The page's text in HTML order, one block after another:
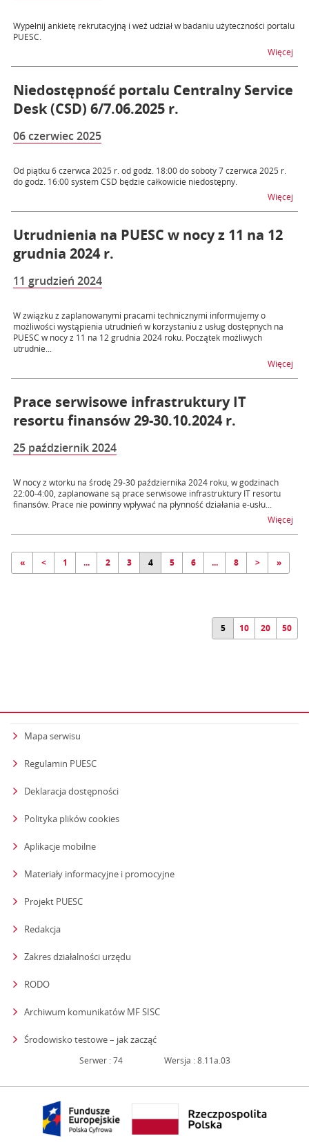
Wypełnij ankietę rekrutacyjną i weź udział w badaniu użyteczności portalu
PUESC.
Więcej
Niedostępność portalu Centralny Service
Desk (CSD) 6/7.06.2025 r.
06 czerwiec 2025
Od piątku 6 czerwca 2025 r. od godz. 18:00 do soboty 7 czerwca 2025 r.
do godz. 16:00 system CSD będzie całkowicie niedostępny.
Więcej
Utrudnienia na PUESC w nocy z 11 na 12
grudnia 2024 r.
11 grudzień 2024
W związku z zaplanowanymi pracami technicznymi informujemy o
możliwości wystąpienia utrudnień w korzystaniu z usług dostępnych na
PUESC w nocy z 11 na 12 grudnia 2024 roku. Początek możliwych
utrudnie...
Więcej
Prace serwisowe infrastruktury IT
resortu finansów 29-30.10.2024 r.
25 październik 2024
W nocy z wtorku na środę 29-30 października 2024 roku, w godzinach
22:00-4:00, zaplanowane są prace serwisowe infrastruktury IT resortu
finansów. Prace nie powinny wpływać na płynność działania e-usłu...
Więcej
« < 1 ... 2 3 4 5 6 ... 8 > »
5 10 20 50
Mapa serwisu
Regulamin PUESC
Deklaracja dostępności
Polityka plików cookies
Aplikacje mobilne
Materiały informacyjne i promocyjne
Projekt PUESC
Redakcja
Zakres działalności urzędu
RODO
Archiwum komunikatów MF SISC
Środowisko testowe – jak zacząćstrona otwiera się w nowym oknie
Serwer : 74 Wersja : 8.11a.03